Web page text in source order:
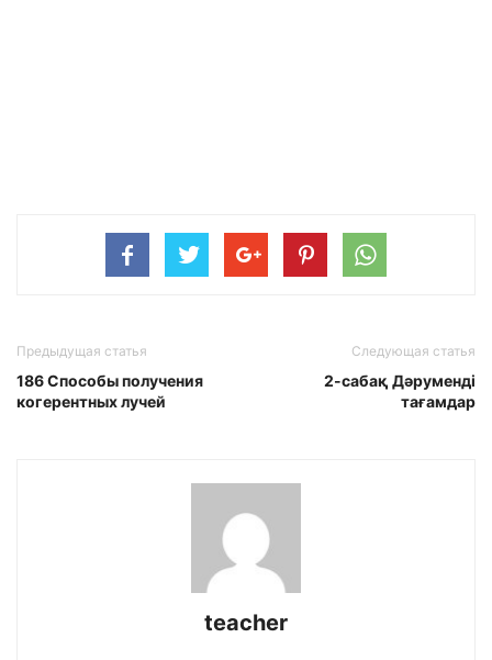
Предыдущая статья
186 Способы получения
когерентных лучей
Следующая статья
2-сабақ Дәруменді
тағамдар
teacher